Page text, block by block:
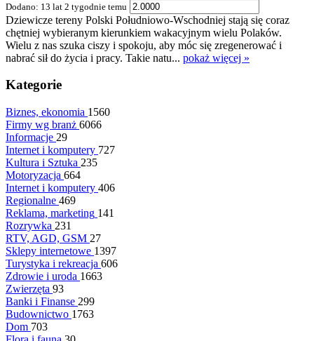
Dodano: 13 lat 2 tygodnie temu
Dziewicze tereny Polski Południowo-Wschodniej stają się coraz
chętniej wybieranym kierunkiem wakacyjnym wielu Polaków.
Wielu z nas szuka ciszy i spokoju, aby móc się zregenerować i
nabrać sił do życia i pracy. Takie natu... pokaż więcej »
Kategorie
Biznes, ekonomia 1560
Firmy wg branż 6066
Informacje 29
Internet i komputery 727
Kultura i Sztuka 235
Motoryzacja 664
Internet i komputery 406
Regionalne 469
Reklama, marketing 141
Rozrywka 231
RTV, AGD, GSM 27
Sklepy internetowe 1397
Turystyka i rekreacja 606
Zdrowie i uroda 1663
Zwierzęta 93
Banki i Finanse 299
Budownictwo 1763
Dom 703